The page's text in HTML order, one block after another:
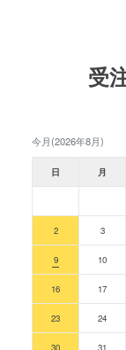
受
今月(2026年8月)
日 月
2 3
9 10
16 17
23 24
30 31